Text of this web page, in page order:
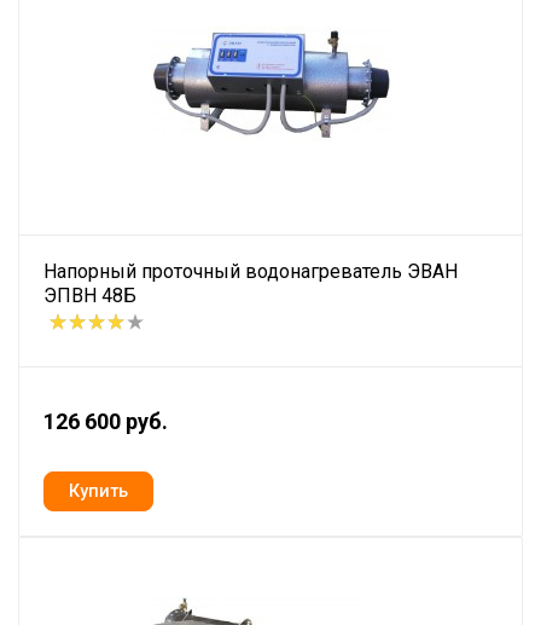
Напорный проточный водонагреватель ЭВАН
ЭПВН 48Б
126 600 руб.